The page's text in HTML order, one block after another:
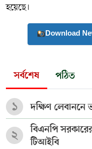
হয়েছে।
Download
সর্বশেষ পঠিত
১ দক্ষিণ লেবাননে
২
বিএনপি
টিআইবি